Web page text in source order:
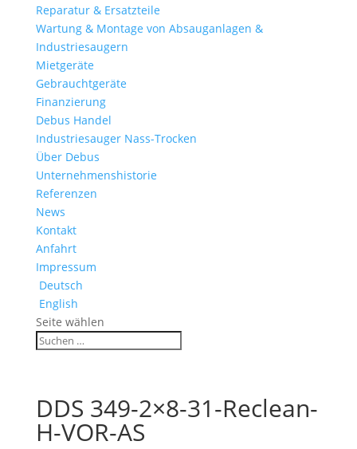
Reparatur & Ersatzteile
Wartung & Montage von Absauganlagen &
Industriesaugern
Mietgeräte
Gebrauchtgeräte
Finanzierung
Debus Handel
Industriesauger Nass-Trocken
Über Debus
Unternehmenshistorie
Referenzen
News
Kontakt
Anfahrt
Impressum
Deutsch
English
Seite wählen
DDS 349-2×8-31-Reclean-
H-VOR-AS